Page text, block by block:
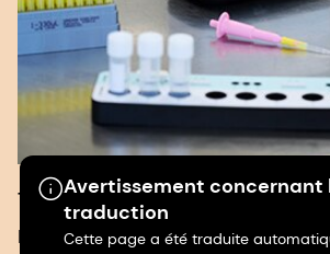
Tests
Découvrez nos tests ci-dessous.
Avertissement concernant
traduction
Cette page a été traduite